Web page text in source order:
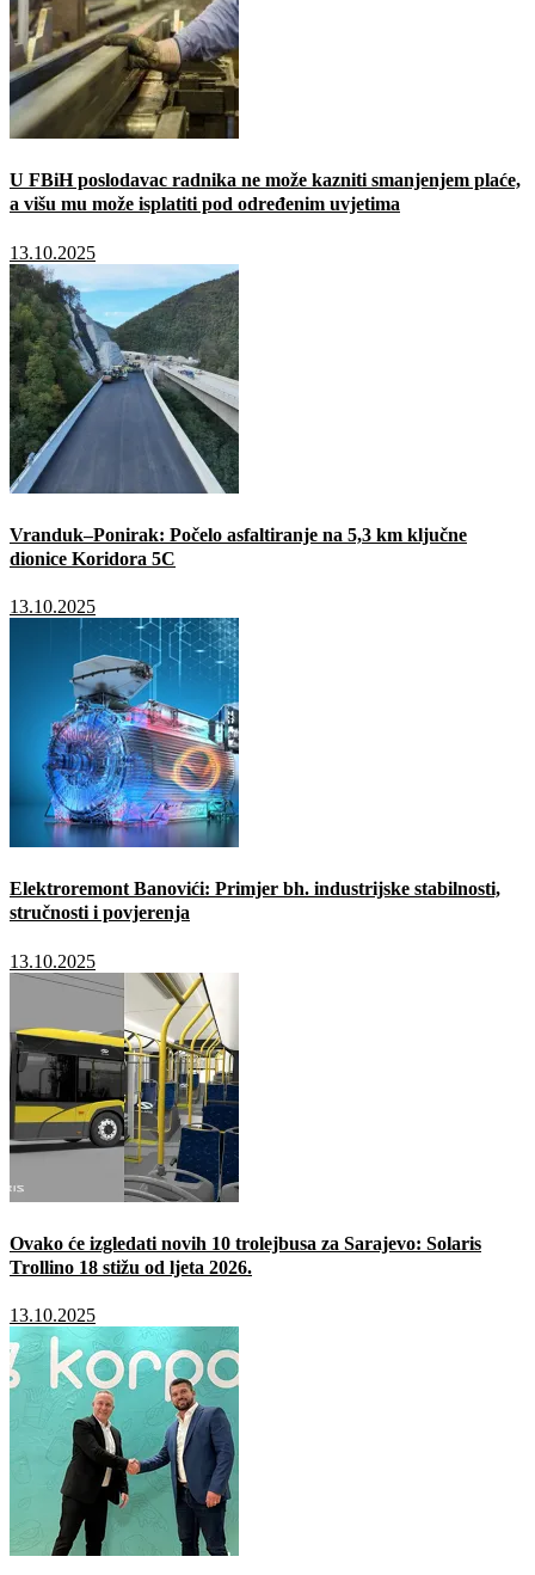
U FBiH poslodavac radnika ne može kazniti smanjenjem plaće,
a višu mu može isplatiti pod određenim uvjetima
13.10.2025
Vranduk–Ponirak: Počelo asfaltiranje na 5,3 km ključne
dionice Koridora 5C
13.10.2025
Elektroremont Banovići: Primjer bh. industrijske stabilnosti,
stručnosti i povjerenja
13.10.2025
Ovako će izgledati novih 10 trolejbusa za Sarajevo: Solaris
Trollino 18 stižu od ljeta 2026.
13.10.2025